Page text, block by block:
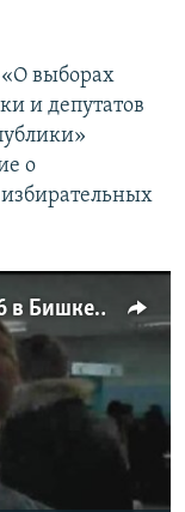
«О выборах
и депутатов
о
Избирательный участок № 1216 в Бишкеке
available